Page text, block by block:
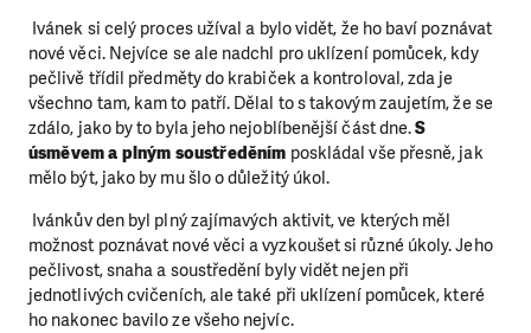
Ivánek si celý proces užíval a bylo vidět, že ho baví poznávat
nové věci. Nejvíce se ale nadchl pro uklízení pomůcek, kdy
pečlivě třídil předměty do krabiček a kontroloval, zda je
všechno tam, kam to patří. Dělal to s takovým zaujetím, že se
zdálo, jako by to byla jeho nejoblíbenější část dne.S
úsměvem a plným soustředěním poskládal vše přesně, jak
mělo být, jako by mu šlo o důležitý úkol.
Ivánkův den byl plný zajímavých aktivit, ve kterých měl
možnost poznávat nové věci a vyzkoušet si různé úkoly. Jeho
pečlivost, snaha a soustředění byly vidět nejen při
jednotlivých cvičeních, ale také při uklízení pomůcek, které
ho nakonec bavilo ze všeho nejvíc.